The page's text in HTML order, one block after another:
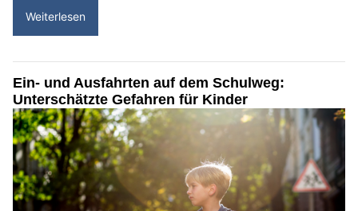
Weiterlesen
Ein- und Ausfahrten auf dem Schulweg:
Unterschätzte Gefahren für Kinder